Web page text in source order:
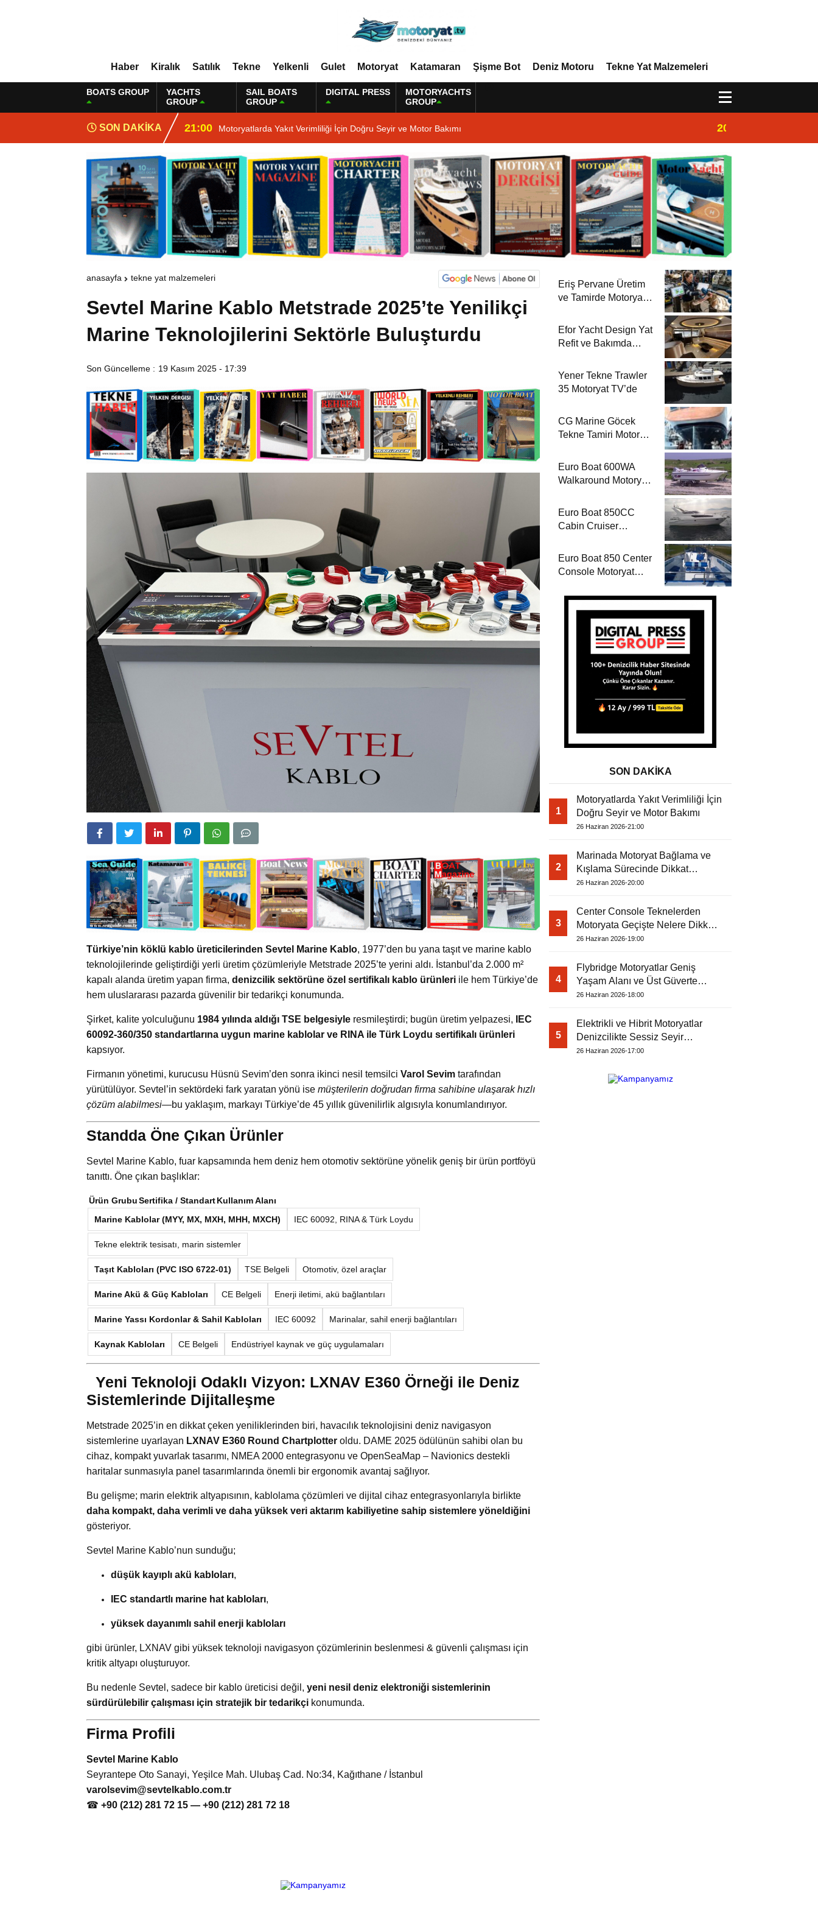
Haber Kiralık Satılık Tekne Yelkenli Gulet Motoryat Katamaran Şişme Bot Deniz Motoru Tekne Yat Malzemeleri
BOATS GROUP
YACHTS
GROUP
SAIL BOATS
GROUP
DIGITAL PRESS
MOTORYACHTS
GROUP
SON DAKİKA 21:00 Motoryatlarda Yakıt Verimliliği İçin Doğru Seyir ve Motor Bakımı 20:00
anasayfa tekne yat malzemeleri
Sevtel Marine Kablo Metstrade 2025’te Yenilikçi
Marine Teknolojilerini Sektörle Buluşturdu
Son Güncelleme : 19 Kasım 2025 - 17:39
Türkiye’nin köklü kablo üreticilerinden Sevtel Marine Kablo, 1977’den bu yana taşıt ve marine kablo
teknolojilerinde geliştirdiği yerli üretim çözümleriyle Metstrade 2025’te yerini aldı. İstanbul’da 2.000 m²
kapalı alanda üretim yapan firma, denizcilik sektörüne özel sertifikalı kablo ürünleri ile hem Türkiye’de
hem uluslararası pazarda güvenilir bir tedarikçi konumunda.
Şirket, kalite yolculuğunu 1984 yılında aldığı TSE belgesiyle resmileştirdi; bugün üretim yelpazesi,
IEC
60092-360/350 standartlarına uygun marine kablolar ve RINA ile Türk Loydu sertifikalı ürünleri
kapsıyor.
Firmanın yönetimi, kurucusu Hüsnü Sevim’den sonra ikinci nesil temsilci Varol Sevim tarafından
yürütülüyor. Sevtel’in sektördeki fark yaratan yönü ise müşterilerin doğrudan firma sahibine ulaşarak hızlı
çözüm alabilmesi—bu yaklaşım, markayı Türkiye’de 45 yıllık güvenilirlik algısıyla konumlandırıyor.
Standda Öne Çıkan Ürünler
Sevtel Marine Kablo, fuar kapsamında hem deniz hem otomotiv sektörüne yönelik geniş bir ürün portföyü
tanıttı. Öne çıkan başlıklar:
Ürün GrubuSertifika / StandartKullanım Alanı
Marine Kablolar (MYY, MX, MXH, MHH, MXCH)
IEC 60092, RINA & Türk Loydu
Tekne elektrik tesisatı, marin sistemler
Taşıt Kabloları (PVC ISO 6722-01) TSE Belgeli Otomotiv, özel araçlar
Marine Akü & Güç Kabloları CE Belgeli Enerji iletimi, akü bağlantıları
Marine Yassı Kordonlar & Sahil Kabloları IEC 60092 Marinalar, sahil enerji bağlantıları
Kaynak Kabloları CE Belgeli Endüstriyel kaynak ve güç uygulamaları
Yeni Teknoloji Odaklı Vizyon: LXNAV E360 Örneği ile Deniz
Sistemlerinde Dijitalleşme
Metstrade 2025’in en dikkat çeken yeniliklerinden biri, havacılık teknolojisini deniz navigasyon
sistemlerine uyarlayan LXNAV E360 Round Chartplotter oldu. DAME 2025 ödülünün sahibi olan bu
cihaz, kompakt yuvarlak tasarımı, NMEA 2000 entegrasyonu ve OpenSeaMap – Navionics destekli
haritalar sunmasıyla panel tasarımlarında önemli bir ergonomik avantaj sağlıyor.
Bu gelişme; marin elektrik altyapısının, kablolama çözümleri ve dijital cihaz entegrasyonlarıyla birlikte
daha kompakt, daha verimli ve daha yüksek veri aktarım kabiliyetine sahip sistemlere yöneldiğini
gösteriyor.
Sevtel Marine Kablo’nun sunduğu;
düşük kayıplı akü kabloları,
IEC standartlı marine hat kabloları,
yüksek dayanımlı sahil enerji kabloları
gibi ürünler, LXNAV gibi yüksek teknoloji navigasyon çözümlerinin beslenmesi & güvenli çalışması için
kritik altyapı oluşturuyor.
Bu nedenle Sevtel, sadece bir kablo üreticisi değil, yeni nesil deniz elektroniği sistemlerinin
sürdürülebilir çalışması için stratejik bir tedarikçi konumunda.
Firma Profili
Sevtel Marine Kablo
Seyrantepe Oto Sanayi, Yeşilce Mah. Ulubaş Cad. No:34, Kağıthane / İstanbul
varolsevim@sevtelkablo.com.tr
☎ +90 (212) 281 72 15 — +90 (212) 281 72 18
Eriş Pervane Üretim
ve Tamirde Motoryat
Efor Yacht Design Yat
Refit ve Bakımda
Yener Tekne Trawler
35 Motoryat TV’de
CG Marine Göcek
Tekne Tamiri Motoryat
Euro Boat 600WA
Walkaround Motoryat
Euro Boat 850CC
Cabin Cruiser
Euro Boat 850 Center
Console Motoryat
SON DAKİKA
1
Motoryatlarda Yakıt Verimliliği İçin
Doğru Seyir ve Motor Bakımı
26 Haziran 2026-21:00
2
Marinada Motoryat Bağlama ve
Kışlama Sürecinde Dikkat
Edilecekler
26 Haziran 2026-20:00
3
Center Console Teknelerden
Motoryata Geçişte Nelere Dikkat
Edilmeli?
26 Haziran 2026-19:00
4
Flybridge Motoryatlar Geniş
Yaşam Alanı ve Üst Güverte
Konforuyla Öne Çıkıyor
26 Haziran 2026-18:00
5
Elektrikli ve Hibrit Motoryatlar
Denizcilikte Sessiz Seyir
Dönemini Başlatıyor
26 Haziran 2026-17:00